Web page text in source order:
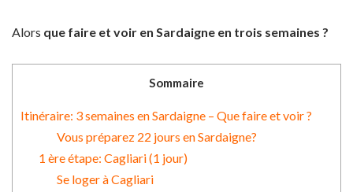
Alors que faire et voir en Sardaigne en trois semaines ?
Sommaire
Itinéraire: 3 semaines en Sardaigne – Que faire et voir ?
Vous préparez 22 jours en Sardaigne?
1 ère étape: Cagliari (1 jour)
Se loger à Cagliari